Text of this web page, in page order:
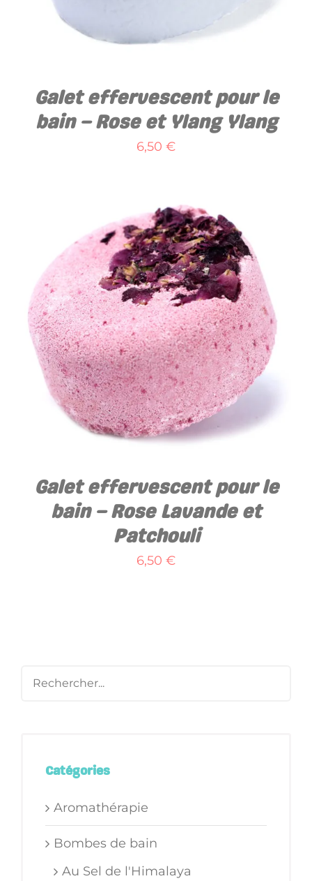
Galet effervescent pour le
bain – Rose et Ylang Ylang
6,50 €
AJOUTER AU PANIER
/
DÉTAILS
Galet effervescent pour le
bain – Rose Lavande et
Patchouli
6,50 €
Catégories
Aromathérapie
Bombes de bain
Au Sel de l'Himalaya